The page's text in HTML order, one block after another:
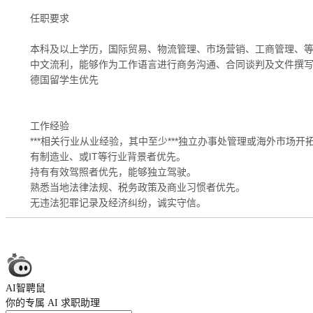
任职要求
本科及以上学历，国际贸易、物流管理、市场营销、工商管理、等
中文流利，能够作为工作语言进行商务沟通、合同谈判及文件撰写
德国留学生优先
工作经验
***相关行业从业经验，其中至少***独立办事处管理或海外市场开拓
有制造业、或IT等行业背景者优先。
持有有效驾照者优先，能够独立驾驶。
熟悉当地法律法规、税务政策及商业习惯者优先。
无违法犯罪记录及经济纠纷，诚实守信。
AI智聘鼠
你的专属 AI 求职助理